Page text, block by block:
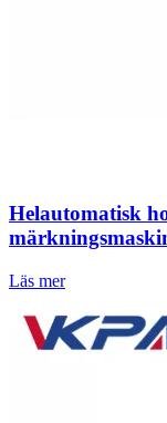
Helautomatisk
Läs mer